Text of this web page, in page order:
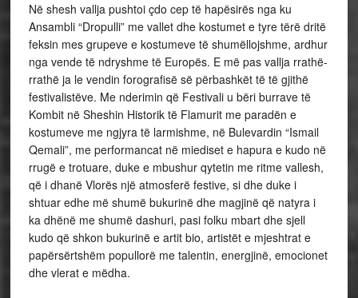
Në shesh vallja pushtoi çdo cep të hapësirës nga ku
Ansambli “Dropulli” me vallet dhe kostumet e tyre tërë dritë
feksin mes grupeve e kostumeve të shumëllojshme, ardhur
nga vende të ndryshme të Europës. E më pas vallja rrathë-
rrathë ja le vendin forografisë së përbashkët të të gjithë
festivalistëve. Me nderimin që Festivali u bëri burrave të
Kombit në Sheshin Historik të Flamurit me paradën e
kostumeve me ngjyra të larmishme, në Bulevardin “Ismail
Qemali”, me performancat në miediset e hapura e kudo në
rrugë e trotuare, duke e mbushur qytetin me ritme vallesh,
që i dhanë Vlorës një atmosferë festive, si dhe duke i
shtuar edhe më shumë bukurinë dhe magjinë që natyra i
ka dhënë me shumë dashuri, pasi folku mbart dhe sjell
kudo që shkon bukurinë e artit bio, artistët e mjeshtrat e
papërsërtshëm popullorë me talentin, energjinë, emocionet
dhe vlerat e mëdha.